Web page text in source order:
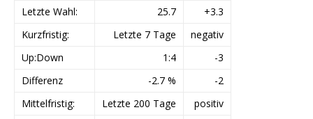
Letzte Wahl:
25.7
+3.3
Kurzfristig:
Letzte 7 Tage
negativ
Up:Down
1:4
-3
Differenz
-2.7 %
-2
Mittelfristig:
Letzte 200 Tage
positiv